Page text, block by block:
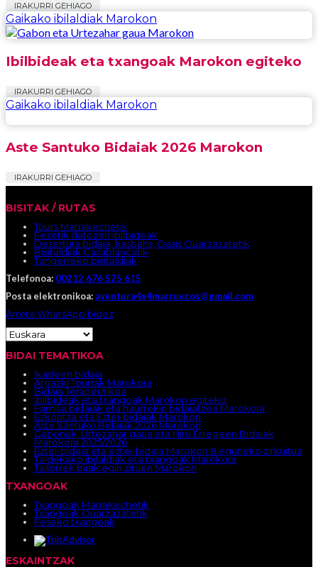
IRAKURRI GEHIAGO
Gaikako ibilaldiak Marokon
Ibilbideak eta txangoak Marokon egiteko
IRAKURRI GEHIAGO
Gaikako ibilaldiak Marokon
Aste Santuko Bidaiak 2026 Marokon
IRAKURRI GEHIAGO
BISITAK / RUTAS
Tours Marrakechetik
Fezetik datozen ibilbideak
Desertura bidaia, kasbahs, Oasis Ouarzazatetik
Bisitaldiak Casablancatik
Tangerreko bisitaldiak
Telefonoa: 00212 676 525 615
Posta elektronikoa: aventura4x4marruecos@gmail.com
Arreta WhatsApp bidez
BIDAI TEMATIKOA
Ikasleen bidaia
Argazki Tourrak Marokora
Bidaia Terapeutikoa
Ibilbideak eta txangoak Marokon egiteko
Familia bidaiak eta haurrekin bidaiatzea Marokora
Ezkontza eta Eztei-bidaiak Marokon
Aste Santuko Bidaiak 2026 Marokon
Gabonak, Urtezahar gaua eta Hiru Erregeen Bidaiak
Marokora 2025/2026
Eztei-bidaia eta eztei-bidaia Marokon 8 eguneko zirkuitua
Taldekako ibilaldiak eta txangoak Marokora
Tailorrek birak egin zituen Marokon
TXANGOAK
Txangoak Marrakechetik
Txangoak Ouarzazatetik
Feseko txangoak
ESKAINTZAK